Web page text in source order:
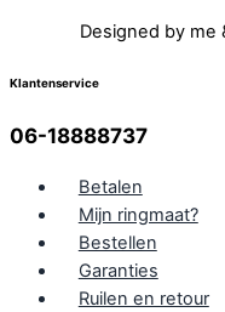
Designed by me
Klantenservice
06-18888737
Betalen
Mijn ringmaat?
Bestellen
Garanties
Ruilen en retour